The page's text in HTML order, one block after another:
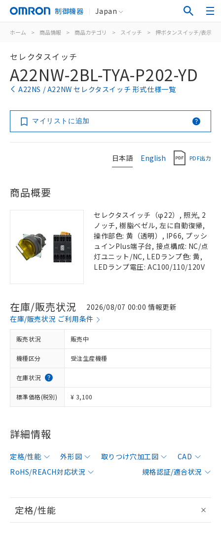
制御機器 Japan
ホーム > 商品情報 > 商品カテゴリ > スイッチ > 押ボタンスイッチ/表示灯
セレクタスイッチ
A22NW-2BL-TYA-P202-YD
A22NS / A22NW セレクタスイッチ 形式仕様一覧
マイリストに追加
日本語 English PDF出力
商品概要
セレクタスイッチ（φ22）, 照光, 2
ノッチ, 樹脂ベゼル, 左に自動復帰,
操作部色: 黄（透明）, IP66, プッシ
ュインPlus端子台, 接点構成: NC/点
灯ユニット/NC, LEDランプ色: 黄,
LEDランプ電圧: AC100/110/120V
在庫/販売状況
2026/08/07 00:00 情報更新
在庫/販売状況 ご利用条件
販売状況 販売中
機種区分 受注生産機種
在庫状況
標準価格(税別) ¥ 3,100
詳細情報
定格/性能 外形図 取りつけ穴加工図
CAD
RoHS/REACH対応状況
規格認証/適合状況
定格/性能